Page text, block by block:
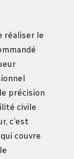
réaliser le
précision
civile
c’est
couvre